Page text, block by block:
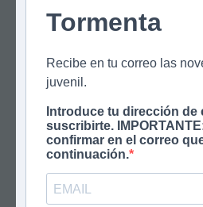
Tormenta
Recibe en tu correo las
juvenil.
Introduce tu dirección de
suscribirte.
confirmar en el correo
continuación.